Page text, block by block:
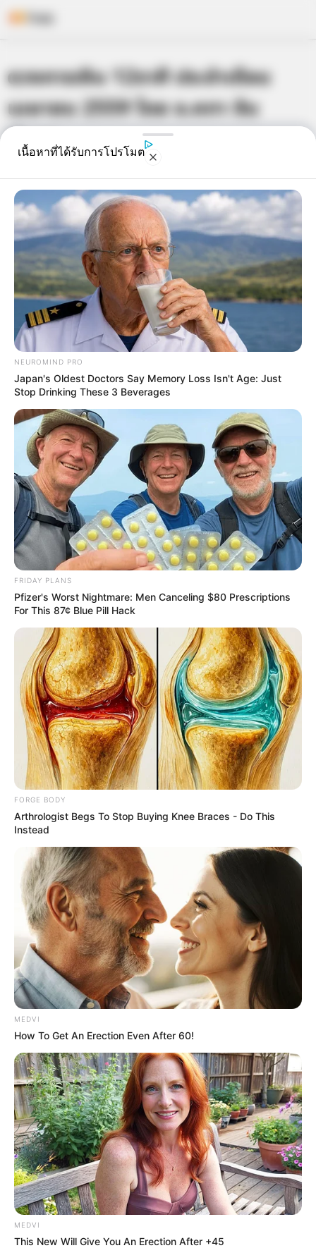
to
content
ดวงการเงิน 12ราศี ประจำเดือน
เมษายน 2559 โดย อ.คฑา ชิน
บัญชร
เจ้าหมอดู 29 มี.ค. 2016 3
แชร์
ดวงการเงิน 12ราศี ประจำเดือน
เมษายน 2559
โดย อ.คฑา ชินบัญชร
ราศี มังกร (14 มกราคม – 13 กุมภาพันธ์)
เงินทองเฟื่องฟู มีรายรับหลายทาง แต่คุณก็นิสัยเสีย ได้เงิน
มาก็จ่ายออกง่ายพอกัน โชคลาภมาจากคำพูด มีลาภจาก
การเสน่หา ปลายเดือนมีเกณฑ์ท่องเที่ยว ช่วงนี้อย่าเพิ่งให้
ใครหยิบยืมเงิน จะทำให้เดือดร้อน ต้องควักเนื้อตัวเอง ระวัง
ของหาย เสียเงินโดยไม่เกิดประโยชน์ แต่เรื่องเสี่ยงดวงต้อง
ตัดออกไปก่อน พอมีลาภอยู่บ้าง แต่ต้องอาศัยความน่ารัก
เฉพาะตัว
ราศีกุมภ์ (14 กุมภาพันธ์ – 13 มีนาคม)
การเงินหมุนเวียนคล่อง มีโอกาสในการเก็บเงินสูง เพราะ
นอกจากคุณจะมีรายได้หลักแล้ว คุณยังมีรายได้เสริมอีก
ด้วย กลางเดือนระวังถูกเอาเปรียบชนิดที่ไม่สามารถให้อภัย
จะรับปากใครต้องระวังด้วย โชคลาภห่างไกลมาก มีแต่เรื่อง
เสียเงิน อาจมีทำของมีค่าหาย ปลายเดือนคนที่ชอบเสี่ยง
คุณยิ้มออก มีโชคลาภที่ดี
ราศีมีน (14 มีนาคม – 14 เมษายน)
การเงินถึงแม้ว่าช่วงนี้จะมีรายจ่ายมาก แต่ส่วนใหญ่ก็เป็น
เรื่องของการลงทุนเพื่อรอไปคืนทุนในภายหน้า จึงถือว่าไม่
สูญเปล่า มีลาภจากการเสน่หาสุดๆ ไม่ว่าจะเป็นเพศ
เดียวกันหรือว่าต่างเพศ ช่วงนี้ต้องขยันหาขยันเก็บสักนิด
เพราะมีรายจ่ายจุกจิก ไม่รู้ค่าอะไรต่อมิอะไรเข้ามาเยอะเต็ม
ไปหมด สิ้นเดือนการเงินต้องใช้กับเรื่องยานพาหนะ มีค่า
ซ่อมแซม ค่าเดินทางเยอะกว่าเก่า ดวงฟลุ้คๆ หายาก ขยัน
ทำงานเก็บเงินเองจะรุ่งกว่า
เนื้อหาที่ได้รับการโปรโมต
NEUROMIND PRO
Japan's Oldest Doctors Say Memory Loss Isn't Age: Just
Stop Drinking These 3 Beverages
FRIDAY PLANS
Pfizer's Worst Nightmare: Men Canceling $80 Prescriptions
For This 87¢ Blue Pill Hack
FORGE BODY
Arthrologist Begs To Stop Buying Knee Braces - Do This
Instead
MEDVI
How To Get An Erection Even After 60!
MEDVI
This New Will Give You An Erection After +45